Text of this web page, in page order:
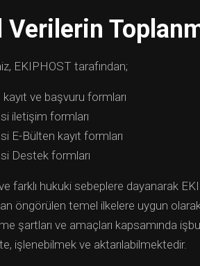
Verilerin
EKIPHOST tarafından;
ve başvuru formları
iletişim formları
E-Bülten kayıt formları
Destek formları
farklı hukuki sebeplere dayanarak
öngörülen temel ilkelere uygun
şartları ve amaçları kapsamında
işlenebilmek ve aktarılabilmektedir.